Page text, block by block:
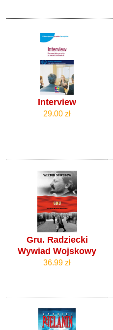
Interview
29.00 zł
Gru. Radziecki
Wywiad Wojskowy
36.99 zł